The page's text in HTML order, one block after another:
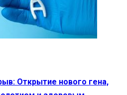
Открытие нового гена,